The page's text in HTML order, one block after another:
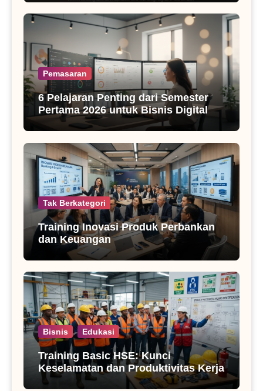
Pemasaran
6 Pelajaran Penting dari Semester
Pertama 2026 untuk Bisnis Digital
Tak Berkategori
Training Inovasi Produk Perbankan
dan Keuangan
Bisnis Edukasi
Training Basic HSE: Kunci
Keselamatan dan Produktivitas Kerja